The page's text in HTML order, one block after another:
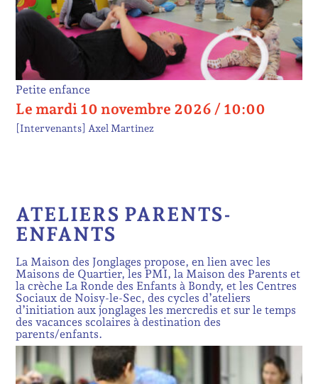
Petite enfance
Le mardi 10 novembre 2026 / 10:00
[Intervenants] Axel Martinez
ATELIERS PARENTS-
ENFANTS
La Maison des Jonglages propose, en lien avec les
Maisons de Quartier, les PMI, la Maison des Parents et
la crèche La Ronde des Enfants à Bondy, et les Centres
Sociaux de Noisy-le-Sec, des cycles d’ateliers
d’initiation aux jonglages les mercredis et sur le temps
des vacances scolaires à destination des
parents/enfants.